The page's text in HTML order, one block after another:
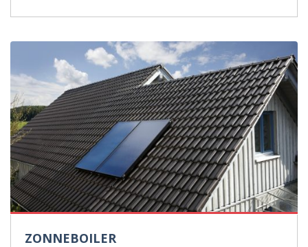
ZONNEBOILER